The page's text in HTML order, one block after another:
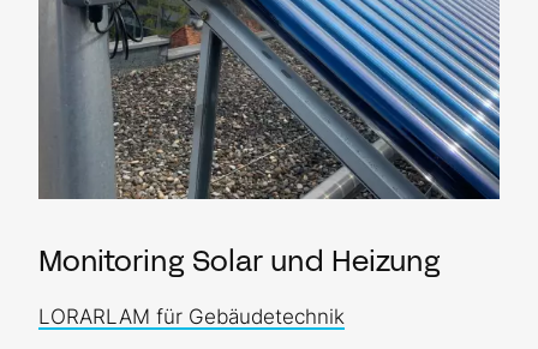
Monitoring Solar und Heizung
LORARLAM für Gebäudetechnik